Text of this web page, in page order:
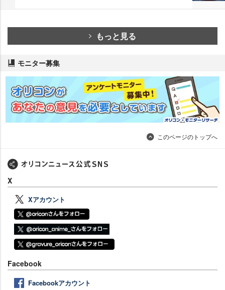
もっと見る
モニター募集
このページのトップへ
X
Xアカウント
Facebook
Facebookアカウント